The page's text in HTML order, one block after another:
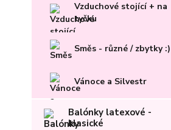
Vzduchové stojící + na
tyčku
Směs - různé / zbytky :)
Vánoce a Silvestr
Balónky latexové -
klasické